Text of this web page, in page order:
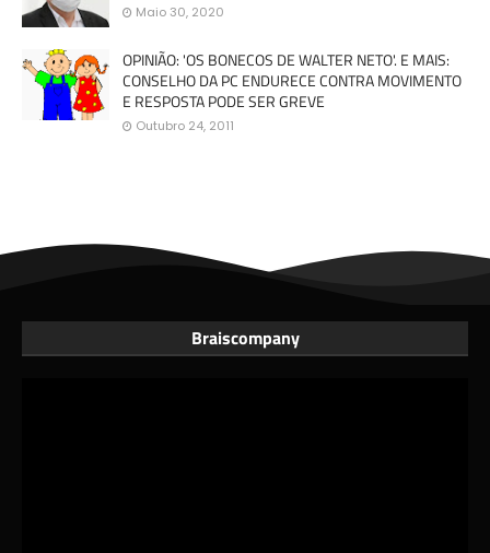
Maio 30, 2020
OPINIÃO: 'OS BONECOS DE WALTER NETO'. E MAIS:
CONSELHO DA PC ENDURECE CONTRA MOVIMENTO
E RESPOSTA PODE SER GREVE
Outubro 24, 2011
Braiscompany